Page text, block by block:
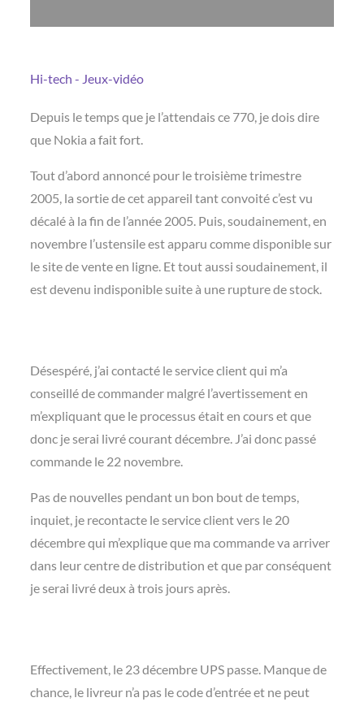
Hi-tech - Jeux-vidéo
Depuis le temps que je l’attendais ce 770, je dois dire
que Nokia a fait fort.
Tout d’abord annoncé pour le troisième trimestre
2005, la sortie de cet appareil tant convoité c’est vu
décalé à la fin de l’année 2005. Puis, soudainement, en
novembre l’ustensile est apparu comme disponible sur
le site de vente en ligne. Et tout aussi soudainement, il
est devenu indisponible suite à une rupture de stock.
Désespéré, j’ai contacté le service client qui m’a
conseillé de commander malgré l’avertissement en
m’expliquant que le processus était en cours et que
donc je serai livré courant décembre. J’ai donc passé
commande le 22 novembre.
Pas de nouvelles pendant un bon bout de temps,
inquiet, je recontacte le service client vers le 20
décembre qui m’explique que ma commande va arriver
dans leur centre de distribution et que par conséquent
je serai livré deux à trois jours après.
Effectivement, le 23 décembre UPS passe. Manque de
chance, le livreur n’a pas le code d’entrée et ne peut